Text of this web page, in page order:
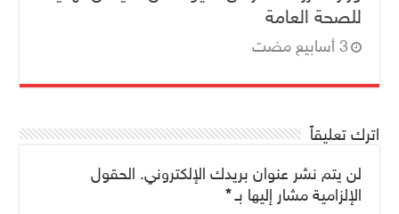
للصحة العامة
اترك تعليقاً
لن يتم نشر عنوان بريدك الإلكتروني. الحقول
الإلزامية مشار إليها بـ*